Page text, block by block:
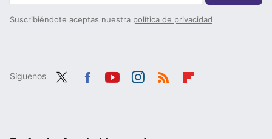
Suscribiéndote aceptas nuestra política de privacidad
Síguenos